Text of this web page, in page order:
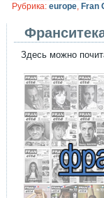
Рубрика: europe, Fran
Здесь можно